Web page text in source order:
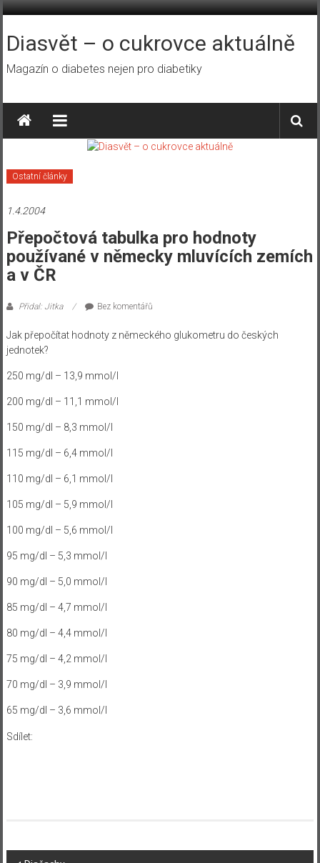
Přeskočit
obsah
Diasvět – o cukrovce aktuálně
Magazín o diabetes nejen pro diabetiky
Ostatní články
1.4.2004
Přepočtová tabulka pro hodnoty
používané v německy mluvících zemích
a v ČR
Přidal: Jitka Bez komentářů
Jak přepočítat hodnoty z německého glukometru do českých
jednotek?
250 mg/dl – 13,9 mmol/l
200 mg/dl – 11,1 mmol/l
150 mg/dl – 8,3 mmol/l
115 mg/dl – 6,4 mmol/l
110 mg/dl – 6,1 mmol/l
105 mg/dl – 5,9 mmol/l
100 mg/dl – 5,6 mmol/l
95 mg/dl – 5,3 mmol/l
90 mg/dl – 5,0 mmol/l
85 mg/dl – 4,7 mmol/l
80 mg/dl – 4,4 mmol/l
75 mg/dl – 4,2 mmol/l
70 mg/dl – 3,9 mmol/l
65 mg/dl – 3,6 mmol/l
Sdílet: